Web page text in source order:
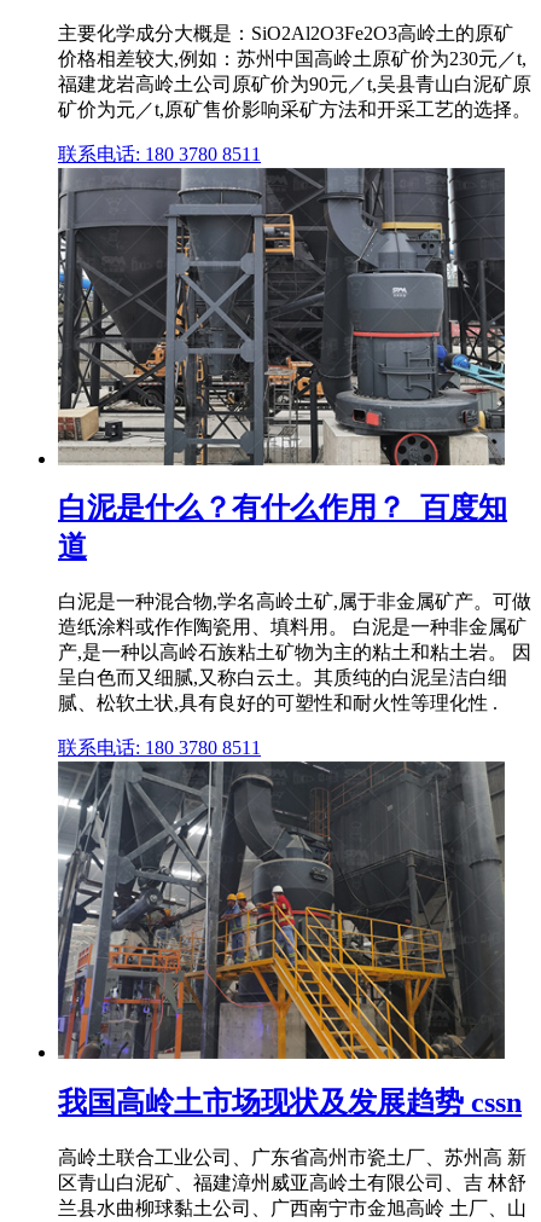
主要化学成分大概是：SiO2Al2O3Fe2O3高岭土的原矿
价格相差较大,例如：苏州中国高岭土原矿价为230元／t,
福建龙岩高岭土公司原矿价为90元／t,吴县青山白泥矿原
矿价为元／t,原矿售价影响采矿方法和开采工艺的选择。
联系电话: 180 3780 8511
白泥是什么？有什么作用？_百度知
道
白泥是一种混合物,学名高岭土矿,属于非金属矿产。可做
造纸涂料或作作陶瓷用、填料用。 白泥是一种非金属矿
产,是一种以高岭石族粘土矿物为主的粘土和粘土岩。 因
呈白色而又细腻,又称白云土。其质纯的白泥呈洁白细
腻、松软土状,具有良好的可塑性和耐火性等理化性 .
联系电话: 180 3780 8511
我国高岭土市场现状及发展趋势 cssn
高岭土联合工业公司、广东省高州市瓷土厂、苏州高 新
区青山白泥矿、福建漳州威亚高岭土有限公司、吉 林舒
兰县水曲柳球黏土公司、广西南宁市金旭高岭 土厂、山